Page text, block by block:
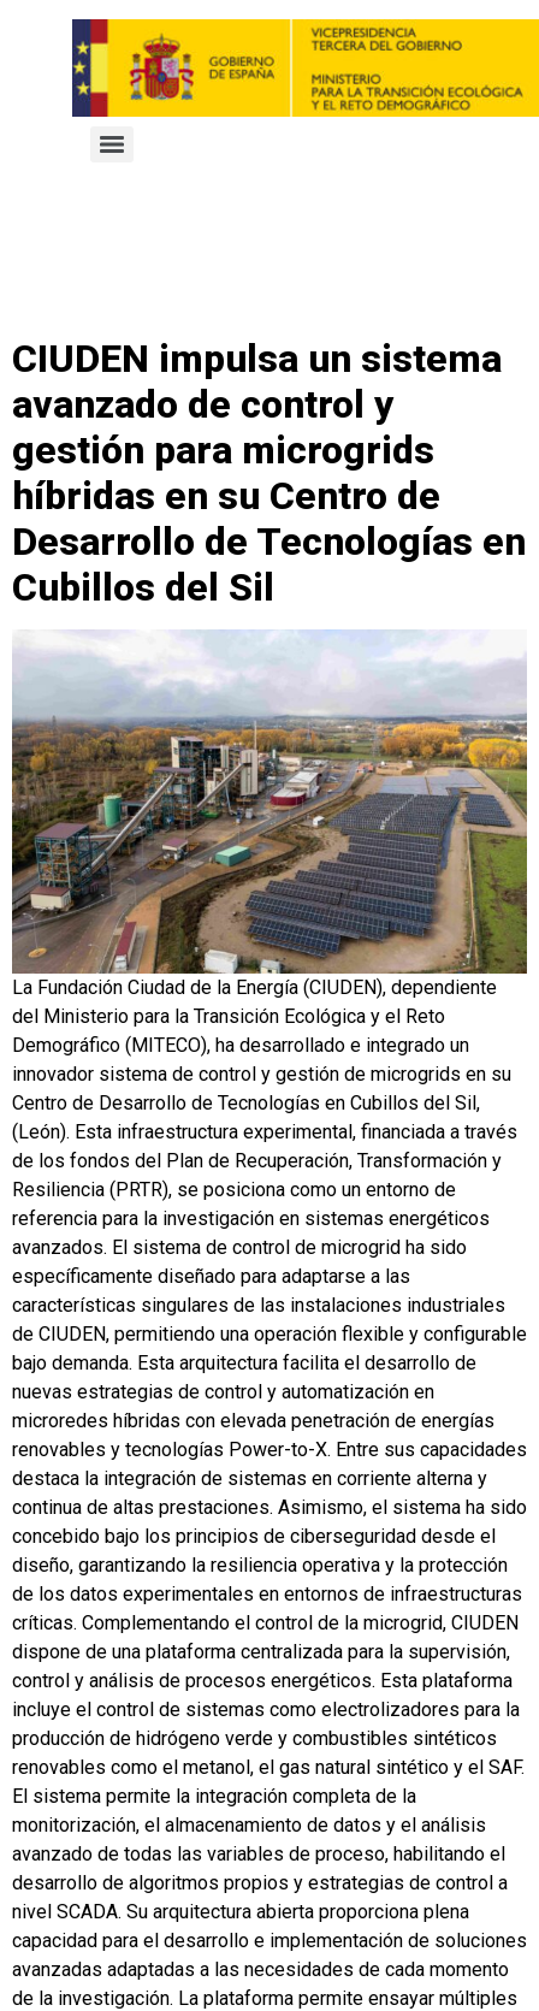
CIUDEN impulsa un sistema
avanzado de control y
gestión para microgrids
híbridas en su Centro de
Desarrollo de Tecnologías en
Cubillos del Sil
La Fundación Ciudad de la Energía (CIUDEN), dependiente
del Ministerio para la Transición Ecológica y el Reto
Demográfico (MITECO), ha desarrollado e integrado un
innovador sistema de control y gestión de microgrids en su
Centro de Desarrollo de Tecnologías en Cubillos del Sil,
(León). Esta infraestructura experimental, financiada a través
de los fondos del Plan de Recuperación, Transformación y
Resiliencia (PRTR), se posiciona como un entorno de
referencia para la investigación en sistemas energéticos
avanzados. El sistema de control de microgrid ha sido
específicamente diseñado para adaptarse a las
características singulares de las instalaciones industriales
de CIUDEN, permitiendo una operación flexible y configurable
bajo demanda. Esta arquitectura facilita el desarrollo de
nuevas estrategias de control y automatización en
microredes híbridas con elevada penetración de energías
renovables y tecnologías Power-to-X. Entre sus capacidades
destaca la integración de sistemas en corriente alterna y
continua de altas prestaciones. Asimismo, el sistema ha sido
concebido bajo los principios de ciberseguridad desde el
diseño, garantizando la resiliencia operativa y la protección
de los datos experimentales en entornos de infraestructuras
críticas. Complementando el control de la microgrid, CIUDEN
dispone de una plataforma centralizada para la supervisión,
control y análisis de procesos energéticos. Esta plataforma
incluye el control de sistemas como electrolizadores para la
producción de hidrógeno verde y combustibles sintéticos
renovables como el metanol, el gas natural sintético y el SAF.
El sistema permite la integración completa de la
monitorización, el almacenamiento de datos y el análisis
avanzado de todas las variables de proceso, habilitando el
desarrollo de algoritmos propios y estrategias de control a
nivel SCADA. Su arquitectura abierta proporciona plena
capacidad para el desarrollo e implementación de soluciones
avanzadas adaptadas a las necesidades de cada momento
de la investigación. La plataforma permite ensayar múltiples